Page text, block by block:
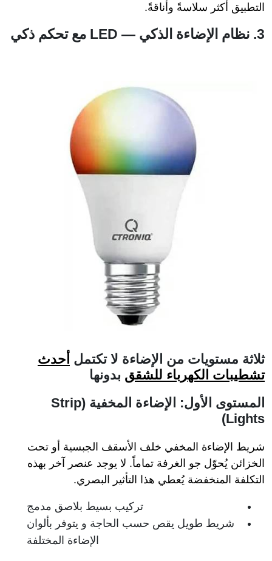
التطبيق أكثر سلاسةً وأناقةً.
3. نظام الإضاءة الذكي — LED مع تحكم ذكي
ثلاثة مستويات من الإضاءة لا تكتمل أحدث
تشطيبات الكهرباء للشقق بدونها
المستوى الأول: الإضاءة المخفية (Strip
Lights)
شريط الإضاءة المخفي خلف الأسقف الجبسية أو تحت
الخزائن يُحوّل جو الغرفة تماماً. لا يوجد عنصر آخر بهذه
التكلفة المنخفضة يُعطي هذا التأثير البصري.
تركيب بسيط بلاصق مدمج
شريط طويل يقص حسب الحاجة و يتوفر بألوان
الإضاءة المختلفة